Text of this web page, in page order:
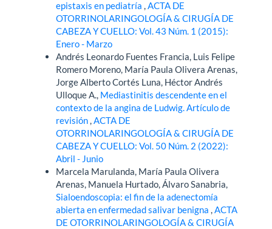
epistaxis en pediatría,ACTA DE
OTORRINOLARINGOLOGÍA & CIRUGÍA DE
CABEZA Y CUELLO: Vol. 43 Núm. 1 (2015):
Enero - Marzo
Andrés Leonardo Fuentes Francia, Luis Felipe
Romero Moreno, María Paula Olivera Arenas,
Jorge Alberto Cortés Luna, Héctor Andrés
Ulloque A., Mediastinitis descendente en el
contexto de la angina de Ludwig. Artículo de
revisión,ACTA DE
OTORRINOLARINGOLOGÍA & CIRUGÍA DE
CABEZA Y CUELLO: Vol. 50 Núm. 2 (2022):
Abril - Junio
Marcela Marulanda, María Paula Olivera
Arenas, Manuela Hurtado, Álvaro Sanabria,
Sialoendoscopia: el fin de la adenectomía
abierta en enfermedad salivar benigna,ACTA
DE OTORRINOLARINGOLOGÍA & CIRUGÍA